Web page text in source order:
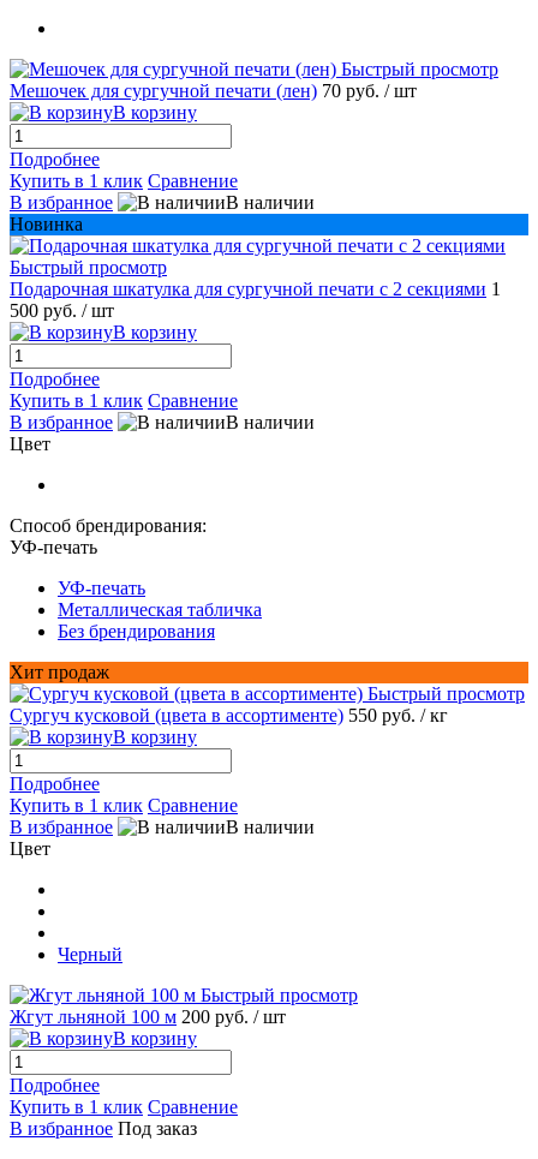
Быстрый просмотр
Мешочек для сургучной печати (лен) 70 руб. / шт
В корзину
Подробнее
Купить в 1 клик Сравнение
В избранное
В наличии
Новинка
Быстрый просмотр
Подарочная шкатулка для сургучной печати с 2 секциями 1
500 руб. / шт
В корзину
Подробнее
Купить в 1 клик Сравнение
В избранное
В наличии
Цвет
Способ брендирования:
УФ-печать
УФ-печать
Металлическая табличка
Без брендирования
Хит продаж
Быстрый просмотр
Сургуч кусковой (цвета в ассортименте) 550 руб. / кг
В корзину
Подробнее
Купить в 1 клик Сравнение
В избранное
В наличии
Цвет
Черный
Быстрый просмотр
Жгут льняной 100 м 200 руб. / шт
В корзину
Подробнее
Купить в 1 клик Сравнение
В избранное Под заказ